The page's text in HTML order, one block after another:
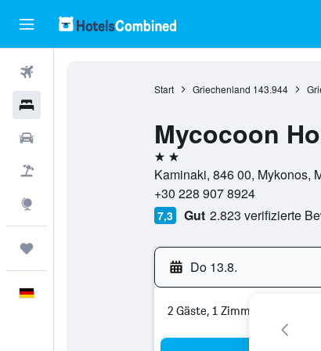
Start Griechenland 143.944
Mycocoon
2 Sterne
Kaminaki, 846 00, Mykonos,
+30 228 907 8924
7,3 Gut 2.823 verifizierte
Do 13.8.
2 Gäste, 1 Zimmer